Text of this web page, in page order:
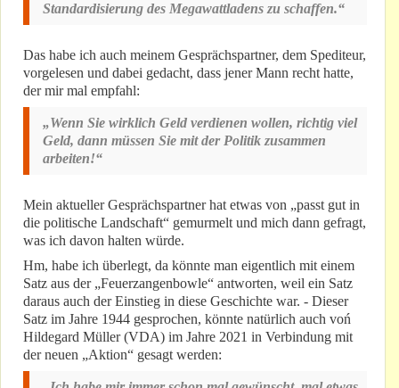
Standardisierung des Megawattladens zu schaffen.“
Das habe ich auch meinem Gesprächspartner, dem Spediteur,
vorgelesen und dabei gedacht, dass jener Mann recht hatte,
der mir mal empfahl:
„Wenn Sie wirklich Geld verdienen wollen, richtig viel
Geld, dann müssen Sie mit der Politik zusammen
arbeiten!“
Mein aktueller Gesprächspartner hat etwas von „passt gut in
die politische Landschaft“ gemurmelt und mich dann gefragt,
was ich davon halten würde.
Hm, habe ich überlegt, da könnte man eigentlich mit einem
Satz aus der „Feuerzangenbowle“ antworten, weil ein Satz
daraus auch der Einstieg in diese Geschichte war. - Dieser
Satz im Jahre 1944 gesprochen, könnte natürlich auch voń
Hildegard Müller (VDA) im Jahre 2021 in Verbindung mit
der neuen „Aktion“ gesagt werden: